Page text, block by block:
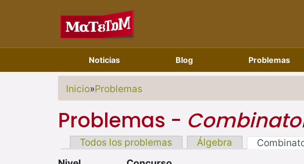
Noticias Blog Problemas
Inicio»Problemas
Problemas -
Todos los problemas Álgebra